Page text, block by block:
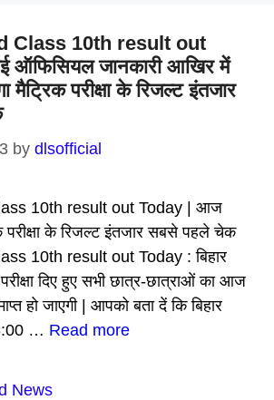
Class 10th result out
ऑफिसियल जानकारी आखिर में
मैट्रिक परीक्षा के रिजल्ट इंतजार
by dlsofficial
10th result out Today | आज
परीक्षा के रिजल्ट इंतजार सबसे पहले चेक
10th result out Today : बिहार
दिए हुए सभी छात्र-छात्राओं का आज
हो जाएगी | आपको बता दें कि बिहार
… Read more
News